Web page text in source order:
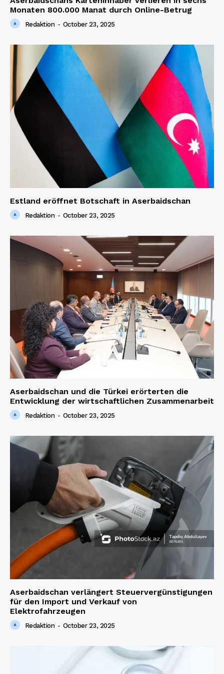
Monaten 800.000 Manat durch Online-Betrug
Redaktion - October 23, 2025
Estland eröffnet Botschaft in Aserbaidschan
Redaktion - October 23, 2025
Aserbaidschan und die Türkei erörterten die
Entwicklung der wirtschaftlichen Zusammenarbeit
Redaktion - October 23, 2025
Aserbaidschan verlängert Steuervergünstigungen
für den Import und Verkauf von
Elektrofahrzeugen
Redaktion - October 23, 2025